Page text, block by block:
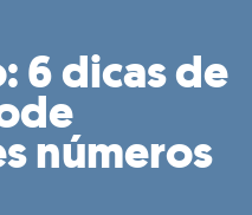
6 dicas de
números